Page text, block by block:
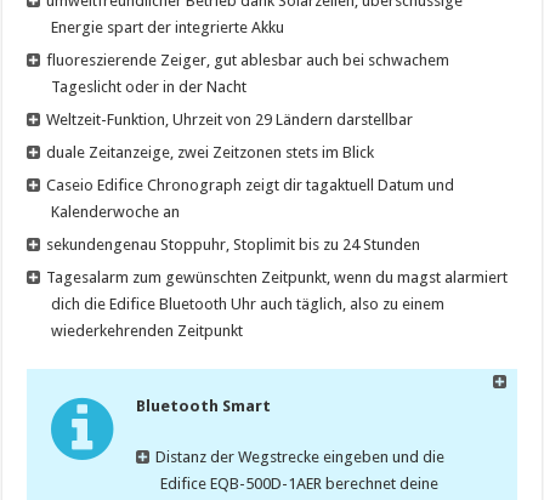
Energie spart der integrierte Akku
fluoreszierende Zeiger, gut ablesbar auch bei schwachem
Tageslicht oder in der Nacht
Weltzeit-Funktion, Uhrzeit von 29 Ländern darstellbar
duale Zeitanzeige, zwei Zeitzonen stets im Blick
Caseio Edifice Chronograph zeigt dir tagaktuell Datum und
Kalenderwoche an
sekundengenau Stoppuhr, Stoplimit bis zu 24 Stunden
Tagesalarm zum gewünschten Zeitpunkt, wenn du magst alarmiert
dich die Edifice Bluetooth Uhr auch täglich, also zu einem
wiederkehrenden Zeitpunkt
Bluetooth Smart
Distanz der Wegstrecke eingeben und die
EdificeEQB-500D-1AER berechnet deine